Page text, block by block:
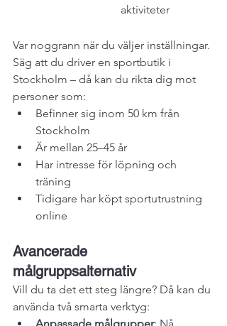
aktiviteter
Var noggrann när du väljer inställningar.
Säg att du driver en sportbutik i
Stockholm – då kan du rikta dig mot
personer som:
Befinner sig inom 50 km från
Stockholm
Är mellan 25–45 år
Har intresse för löpning och
träning
Tidigare har köpt sportutrustning
online
Avancerade
målgruppsalternativ
Vill du ta det ett steg längre? Då kan du
använda två smarta verktyg: